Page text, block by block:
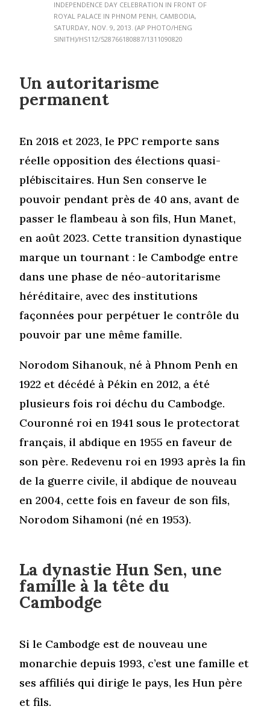
INDEPENDENCE DAY CELEBRATION IN FRONT OF
ROYAL PALACE IN PHNOM PENH, CAMBODIA,
SATURDAY, NOV. 9, 2013. (AP PHOTO/HENG
SINITH)/HS112/528766180887/1311090820
Un autoritarisme
permanent
En 2018 et 2023, le PPC remporte sans
réelle opposition des élections quasi-
plébiscitaires. Hun Sen conserve le
pouvoir pendant près de 40 ans, avant de
passer le flambeau à son fils, Hun Manet,
en août 2023. Cette transition dynastique
marque un tournant : le Cambodge entre
dans une phase de néo-autoritarisme
héréditaire, avec des institutions
façonnées pour perpétuer le contrôle du
pouvoir par une même famille.
Norodom Sihanouk, né à Phnom Penh en
1922 et décédé à Pékin en 2012, a été
plusieurs fois roi déchu du Cambodge.
Couronné roi en 1941 sous le protectorat
français, il abdique en 1955 en faveur de
son père. Redevenu roi en 1993 après la fin
de la guerre civile, il abdique de nouveau
en 2004, cette fois en faveur de son fils,
Norodom Sihamoni (né en 1953).
La dynastie Hun Sen, une
famille à la tête du
Cambodge
Si le Cambodge est de nouveau une
monarchie depuis 1993, c’est une famille et
ses affiliés qui dirige le pays, les Hun père
et fils.